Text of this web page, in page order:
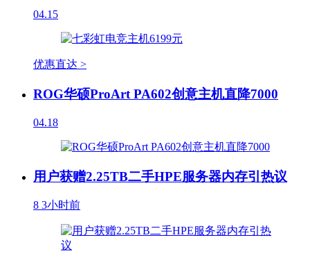
04.15
优惠直达 >
ROG华硕ProArt PA602创意主机直降7000
04.18
用户获赠2.25TB二手HPE服务器内存引热议
8 3小时前